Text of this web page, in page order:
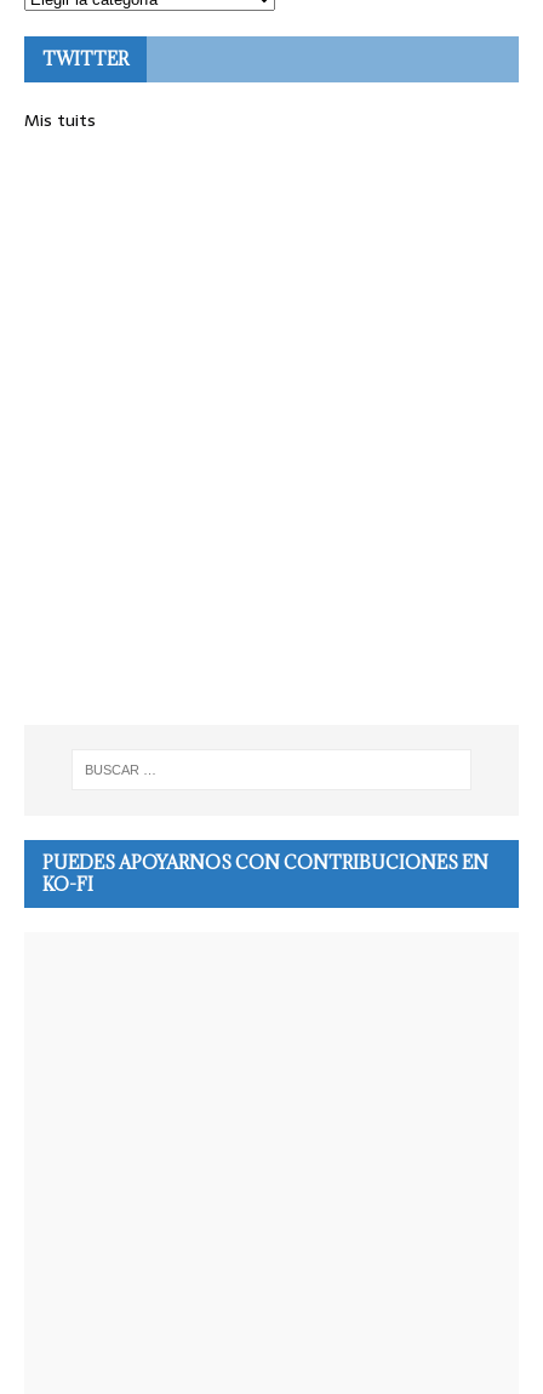
TWITTER
Mis tuits
PUEDES APOYARNOS CON CONTRIBUCIONES EN
KO-FI